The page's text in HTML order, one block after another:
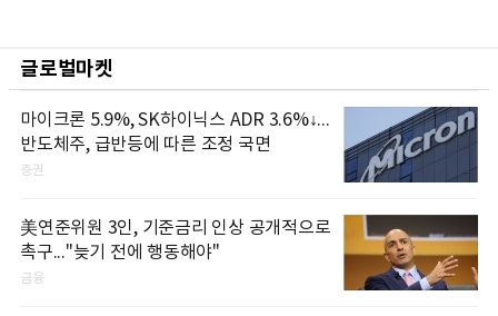
글로벌마켓
마이크론 5.9%, SK하이닉스 ADR 3.6%↓...
반도체주, 급반등에 따른 조정 국면
증권
美연준위원 3인, 기준금리 인상 공개적으로
촉구..."늦기 전에 행동해야"
금융